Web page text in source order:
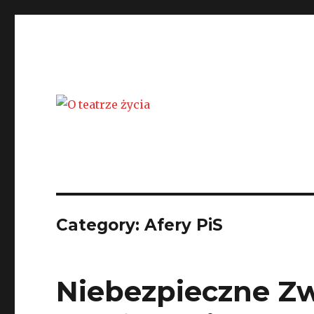
Category: Afery PiS
Niebezpieczne